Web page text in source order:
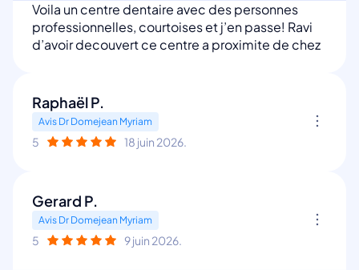
Voila un centre dentaire avec des personnes
professionnelles, courtoises et j’en passe! Ravi
d’avoir decouvert ce centre a proximite de chez
Raphaël P.
Avis Dr Domejean Myriam
5 18 juin 2026.
Gerard P.
Avis Dr Domejean Myriam
5 9 juin 2026.